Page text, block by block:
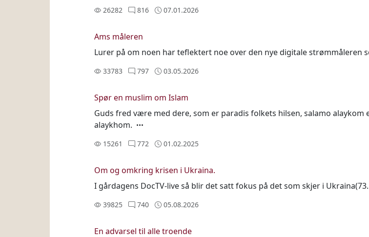
26282 816 07.01.2026
Ams måleren
Lurer på om noen har teflektert noe over den nye digitale strømmåleren
33783 797 03.05.2026
Spør en muslim om Islam
Guds fred være med dere, som er paradis folkets hilsen, salamo alaykom
alaykhom.
15261 772 01.02.2025
Om og omkring krisen i Ukraina.
I gårdagens DocTV-live så blir det satt fokus på det som skjer i Ukraina(73.
39825 740 05.08.2026
En advarsel til alle troende